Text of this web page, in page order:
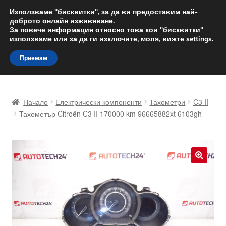
ДОСТАВКА от 12 лв.
Доставка по целия свят
Skip
to
navigation
Skip
to
content
Доставка по целия свят
За нас
Контакт
Начало Електрически компоненти Тахометри
C3 II
Тахометър Citroën C3 II 170000 km 96665882xt 6103gh
Използваме "бисквитки", за да ви предоставим най-
доброто онлайн изживяване.
За повече информация относно това кои "бисквитки"
използваме или за да ги изключите, моля, вижте settings.
Приемам